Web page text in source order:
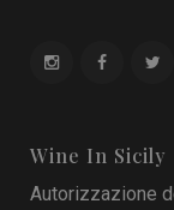
Wine In Sicily
Autorizzazione